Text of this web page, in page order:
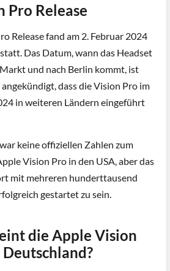
Pro Release
Release fand am 2. Februar 2024
Das Datum, wann das Headset
und nach Berlin kommt, ist
dass die Vision Pro im
in weiteren Ländern eingeführt
keine offiziellen Zahlen zum
Vision Pro in den USA, aber das
mit mehreren hunderttausend
gestartet zu sein.
die Apple Vision